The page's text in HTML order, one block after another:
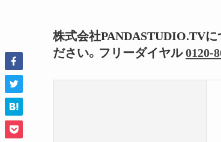
株式会社PANDASTUDIO.TV
ださい。フリーダイヤル0120-